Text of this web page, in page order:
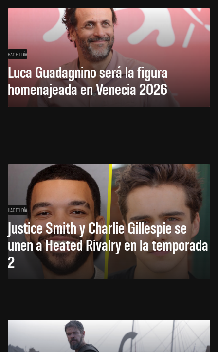
HACE 1 DÍA
Luca Guadagnino será la figura
homenajeada en Venecia 2026
HACE 1 DÍA
Justice Smith y Charlie Gillespie se
unen a Heated Rivalry en la temporada
2